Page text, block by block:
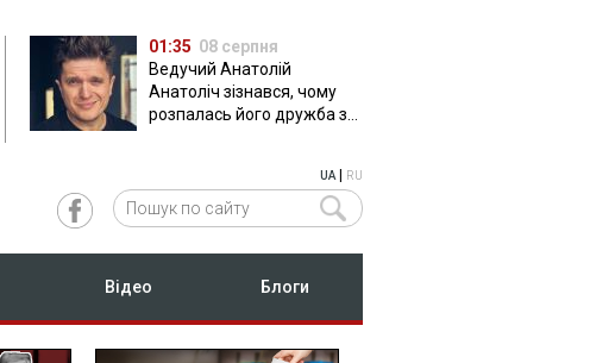
01:35 08 серпня
Ведучий Анатолій
Анатоліч зізнався, чому
розпалась його дружба з
UA| RU
Відео Блоги